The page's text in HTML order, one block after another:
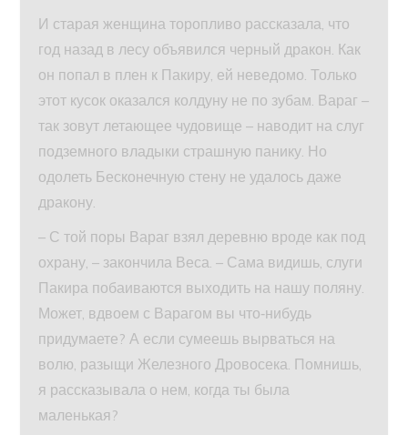
И старая женщина торопливо рассказала, что
год назад в лесу объявился черный дракон. Как
он попал в плен к Пакиру, ей неведомо. Только
этот кусок оказался колдуну не по зубам. Вараг –
так зовут летающее чудовище – наводит на слуг
подземного владыки страшную панику. Но
одолеть Бесконечную стену не удалось даже
дракону.
– С той поры Вараг взял деревню вроде как под
охрану, – закончила Веса. – Сама видишь, слуги
Пакира побаиваются выходить на нашу поляну.
Может, вдвоем с Варагом вы что‑нибудь
придумаете? А если сумеешь вырваться на
волю, разыщи Железного Дровосека. Помнишь,
я рассказывала о нем, когда ты была
маленькая?